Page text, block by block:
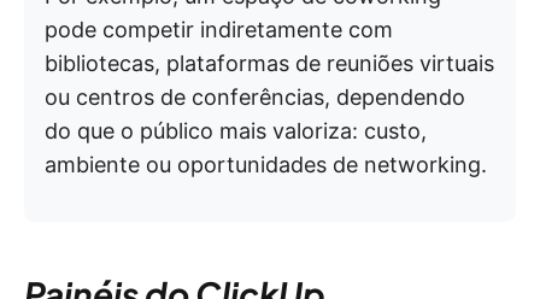
pode competir indiretamente com
bibliotecas, plataformas de reuniões virtuais
ou centros de conferências, dependendo
do que o público mais valoriza: custo,
ambiente ou oportunidades de networking.